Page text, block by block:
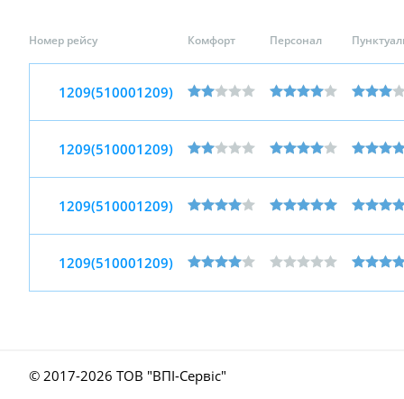
Номер рейсу Комфорт Персонал
1209(510001209)
1209(510001209)
1209(510001209)
1209(510001209)
© 2017-2026 ТОВ "ВПІ-Сервіс"